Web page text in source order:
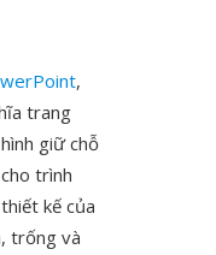
,
trang
giữ chỗ
trình
kế của
trống và